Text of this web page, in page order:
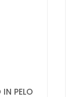
PELO